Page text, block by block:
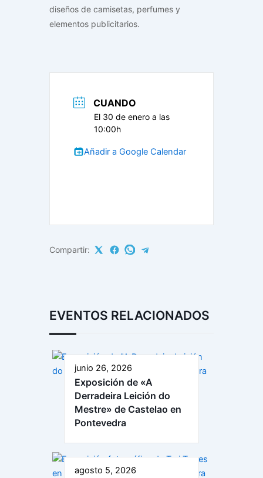
diseños de camisetas, perfumes y
elementos publicitarios.
CUANDO
El 30 de enero a las
10:00h
Añadir a Google Calendar
Compartir:
EVENTOS RELACIONADOS
junio 26, 2026
Exposición de «A
Derradeira Leición do
Mestre» de Castelao en
Pontevedra
agosto 5, 2026